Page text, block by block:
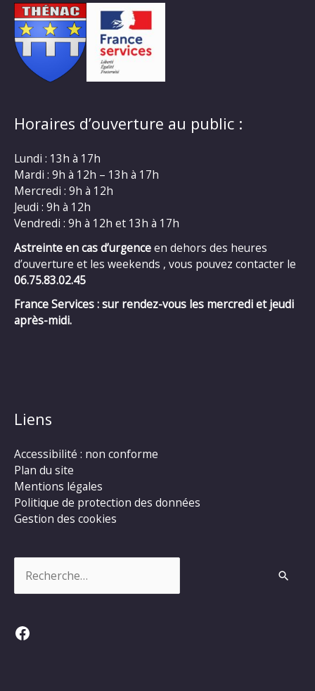
Horaires d’ouverture au public :
Lundi : 13h à 17h
Mardi : 9h à 12h – 13h à 17h
Mercredi : 9h à 12h
Jeudi : 9h à 12h
Vendredi : 9h à 12h et 13h à 17h
Astreinte en cas d’urgenceen dehors des heures
d’ouverture et les weekends , vous pouvez contacter le
06.75.83.02.45
France Services : sur rendez-vous les mercredi et jeudi
après-midi.
Liens
Accessibilité : non conforme
Plan du site
Mentions légales
Politique de protection des données
Gestion des cookies
Facebook